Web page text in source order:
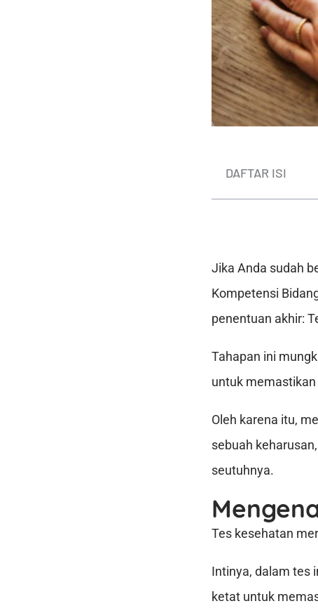
DAFTAR ISI
Jika Anda sudah
Kompetensi
penentuan akhir:
Tahapan ini
untuk
Oleh karena itu,
sebuah
seutuhnya.
Tes kesehatan
Intinya, dalam tes
ketat untuk